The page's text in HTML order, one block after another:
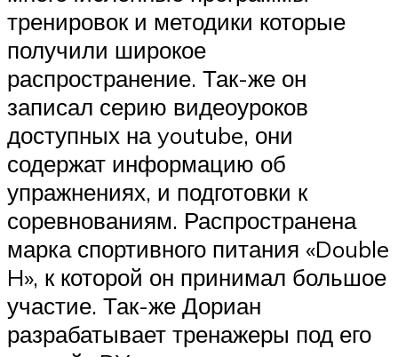
тренировок и методики которые
получили широкое
распространение. Так-же он
записал серию видеоуроков
доступных на youtube, они
содержат информацию об
упражнениях, и подготовки к
соревнованиям. Распространена
марка спортивного питания «Double
H», к которой он принимал большое
участие. Так-же Дориан
разрабатывает тренажеры под его